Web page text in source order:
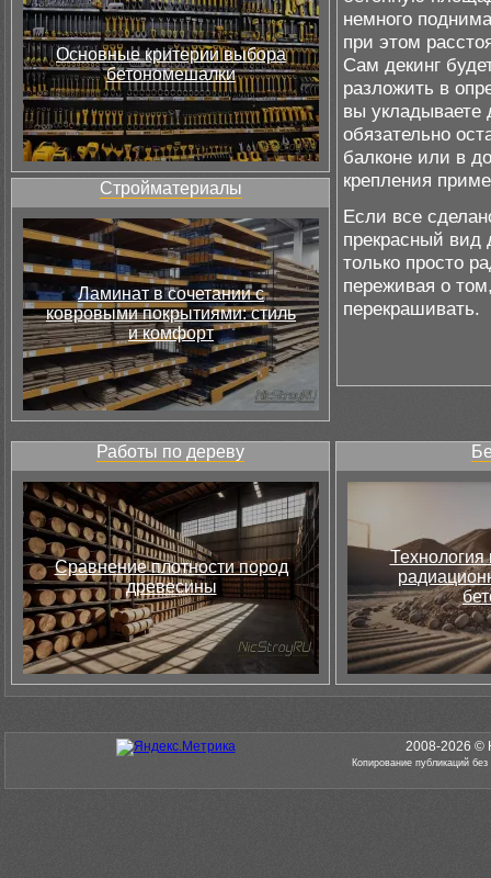
Основные критерии выбора
бетономешалки
Стройматериалы
Ламинат в сочетании с
ковровыми покрытиями: стиль
и комфорт
немного
при этом
Сам декинг
разложить в
вы укладываете
обязательно
балконе или в
крепления
Если все
прекрасный вид
только просто
переживая о
перекрашивать.
Работы по дереву
Сравнение плотности пород
древесины
Технология
2008-2026 ©
Копирование публикаций